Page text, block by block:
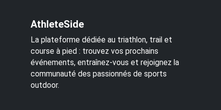
AthleteSide
La plateforme dédiée au triathlon, trail et
course à pied : trouvez vos prochains
événements, entraînez-vous et rejoignez la
communauté des passionnés de sports
outdoor.